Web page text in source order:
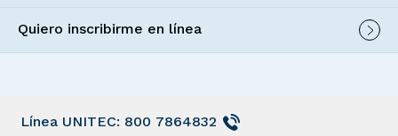
Quiero inscribirme en línea
Línea UNITEC: 800 7864832